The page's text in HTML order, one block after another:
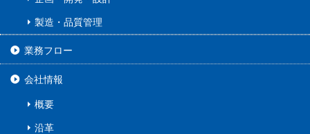
製造・品質管理
業務フロー
会社情報
概要
沿革